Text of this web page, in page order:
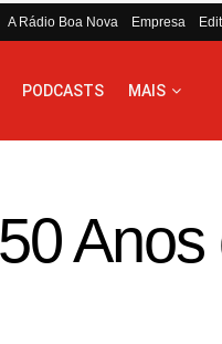
A Rádio Boa Nova Empresa
PODCASTS MAIS
Anos